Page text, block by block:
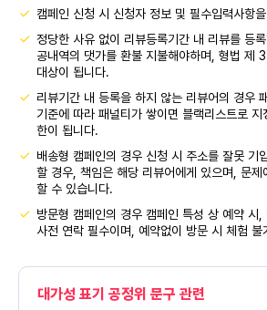
캠페인 신청 시 신청자 정보 및 필수입력사항
정당한 사유 없이 리뷰등록기간 내 리뷰를 등
공내역의 댓가를 환불 지불해야하며, 형법 제
대상이 됩니다.
리뷰기간 내 등록을 하지 않는 리뷰어의 경우
기준에 따라 패널티가 쌓이면 블랙리스트로 지
한이 됩니다.
배송형 캠페인의 경우 신청 시 주소를 잘못 기
할 경우, 책임은 해당 리뷰어에게 있으며, 문제
할 수 있습니다.
방문형 캠페인의 경우 캠페인 특성 상 예약 시
사전 연락 필수이며, 예약없이 방문 시 체험 불
대가성 표기 공정위 문구 관련